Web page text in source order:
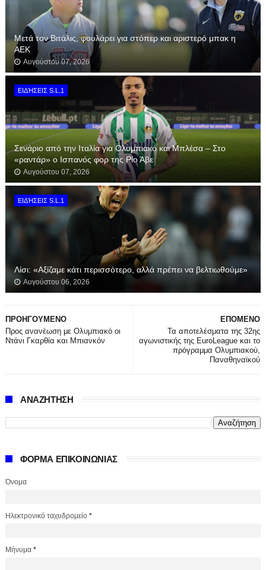
Μετά τον Βιτάλις, φουλάρει για στόπερ και αριστερό μπακ η
ΑΕΚ
Αυγούστου 07, 2026
ΕΙΔΉΣΕΙΣ S.L.1
Σενάριο από την Ιταλία για Ολυμπιακό και Μπλέσα – Στο
«ραντάρ» ο Ισπανός φορ της Ρίο Άβε
Αυγούστου 07, 2026
ΕΙΔΉΣΕΙΣ S.L.1
Λίσι: «Αξίζαμε κάτι περισσότερο, αλλά πρέπει να βελτιωθούμε»
Αυγούστου 06, 2026
ΕΠΟΜΕΝΟ
Τα αποτελέσματα της 32ης
αγωνιστικής της EuroLeague και το
πρόγραμμα Ολυμπιακού,
Παναθηναϊκού
ΠΡΟΗΓΟΥΜΕΝΟ
Προς ανανέωση με Ολυμπιακό οι
Ντάνι Γκαρθία και Μπιανκόν
ΑΝΑΖΗΤΗΣΗ
ΦΟΡΜΑ ΕΠΙΚΟΙΝΩΝΙΑΣ
Όνομα
Ηλεκτρονικό ταχυδρομείο *
Μήνυμα *